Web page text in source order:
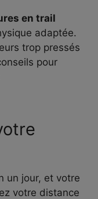
en trail
adaptée.
trop pressés
pour
un jour, et votre
votre distance